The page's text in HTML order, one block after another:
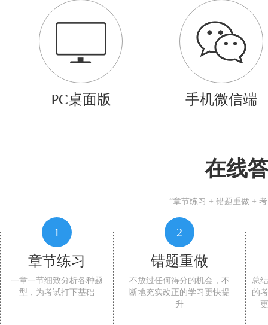
PC桌面版 手机微信端
在线
“章节练习 + 错题重做 +
1
章节练习
一章一节细致分析各种题
型，为考试打下基础
2
错题重做
不放过任何得分的机会，不
断地充实改正的学习更快提
升
总
的